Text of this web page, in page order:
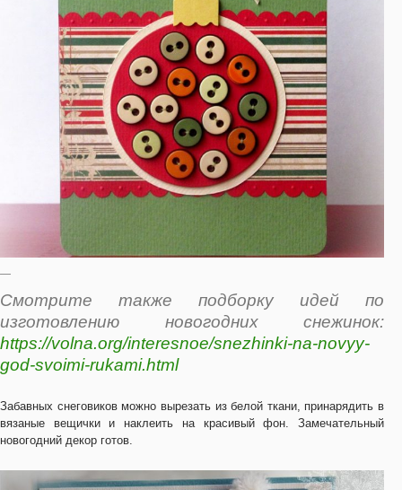
—
Смотрите также подборку идей по
изготовлению новогодних снежинок:
https://volna.org/interesnoe/snezhinki-na-novyy-
god-svoimi-rukami.html
Забавных снеговиков можно вырезать из белой ткани, принарядить в
вязаные вещички и наклеить на красивый фон. Замечательный
новогодний декор готов.